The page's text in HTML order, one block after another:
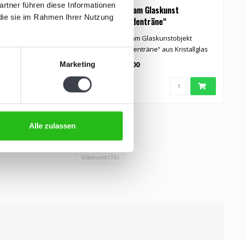
führen diese Informationen
sie im Rahmen Ihrer Nutzung
Marketing
Alle zulassen
Jahreszeiten: Herbst“
„Herbst“.
Leerdam Glaskunst
„Freudenträne“
Leerdam Glaskunstobjekt
„Freudenträne“ aus Kristallglas
€395,00
Glaskunst (16)